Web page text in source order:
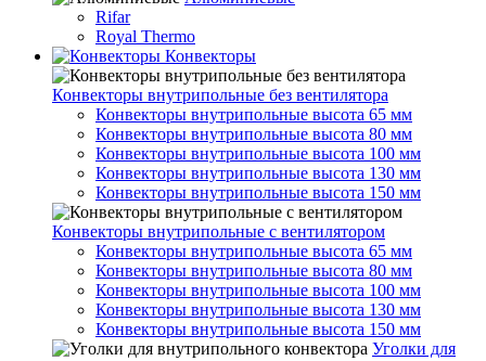
Rifar
Royal Thermo
Конвекторы
Конвекторы внутрипольные без вентилятора
Конвекторы внутрипольные высота 65 мм
Конвекторы внутрипольные высота 80 мм
Конвекторы внутрипольные высота 100 мм
Конвекторы внутрипольные высота 130 мм
Конвекторы внутрипольные высота 150 мм
Конвекторы внутрипольные с вентилятором
Конвекторы внутрипольные высота 65 мм
Конвекторы внутрипольные высота 80 мм
Конвекторы внутрипольные высота 100 мм
Конвекторы внутрипольные высота 130 мм
Конвекторы внутрипольные высота 150 мм
Уголки для